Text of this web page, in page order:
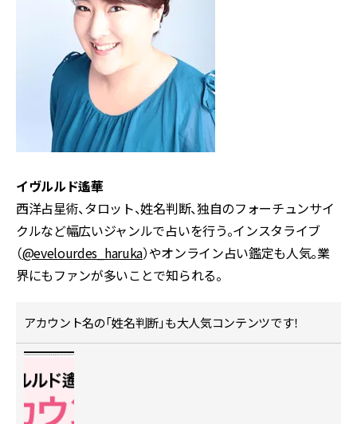
イヴルルド遙華
西洋占星術、タロット、姓名判断、独自のフォーチュンサイ
クルなど幅広いジャンルで占いを行う。インスタライブ
（@evelourdes_haruka）やオンライン占い鑑定も人気。業
界にもファンが多いことで知られる。
アカウント名の「姓名判断」も大人気コンテンツです！